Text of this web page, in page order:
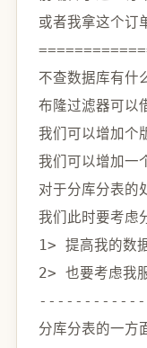
============
不查数据库有
布隆过滤器可
我们可以增加个
我们可以增加
对于分库分表的
1>
2>
-- -- -- -- -- --
分库分表的一方